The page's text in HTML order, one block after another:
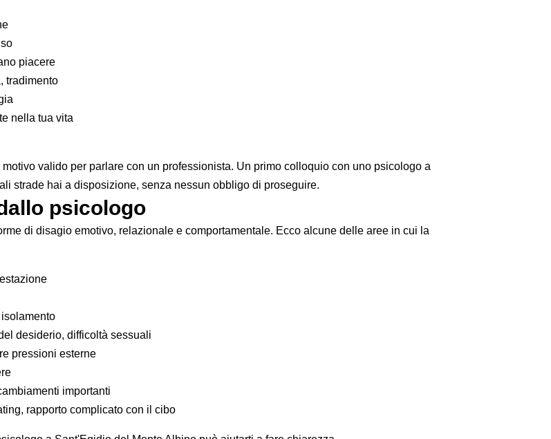
piacere
tradimento
nella tua vita
valido per parlare con un professionista. Un primo colloquio con uno psicologo a
strade hai a disposizione, senza nessun obbligo di proseguire.
psicologo
di disagio emotivo, relazionale e comportamentale. Ecco alcune delle aree in cui la
desiderio, difficoltà sessuali
pressioni esterne
importanti
rapporto complicato con il cibo